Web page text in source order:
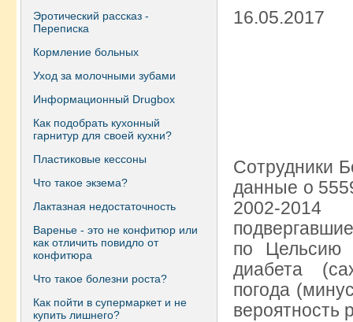
Эротический рассказ -
Переписка
Кормление больных
Уход за молочными зубами
Информационный Drugbox
Как подобрать кухонный
гарнитур для своей кухни?
Пластиковые кессоны
Что такое экзема?
Лактазная недостаточность
Варенье - это не конфитюр или
как отличить повидло от
конфитюра
Что такое болезни роста?
Как пойти в супермаркет и не
купить лишнего?
16.05.2017
Сотрудники
данные о
2002-2014
по Цельсию
диабета
погода
вероятность